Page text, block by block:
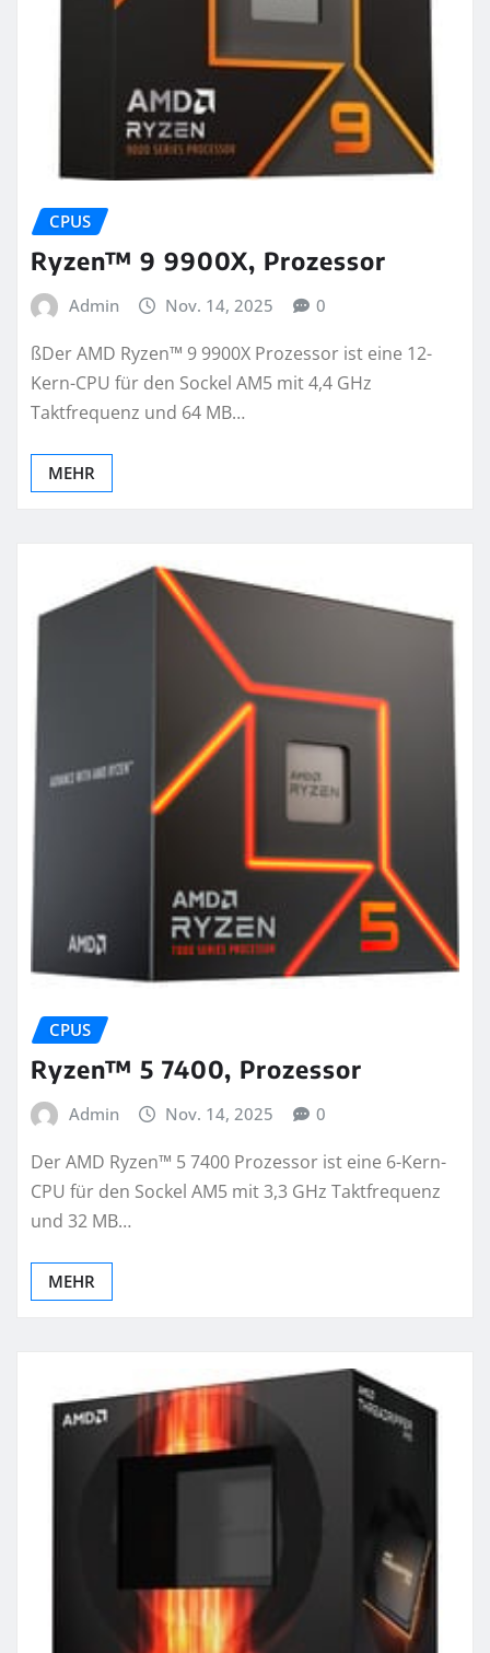
CPUS
Ryzen™ 9 9900X, Prozessor
Admin Nov. 14, 2025 0
ßDer AMD Ryzen™ 9 9900X Prozessor ist eine 12-
Kern-CPU für den Sockel AM5 mit 4,4 GHz
Taktfrequenz und 64 MB…
MEHR
CPUS
Ryzen™ 5 7400, Prozessor
Admin Nov. 14, 2025 0
Der AMD Ryzen™ 5 7400 Prozessor ist eine 6-Kern-
CPU für den Sockel AM5 mit 3,3 GHz Taktfrequenz
und 32 MB…
MEHR